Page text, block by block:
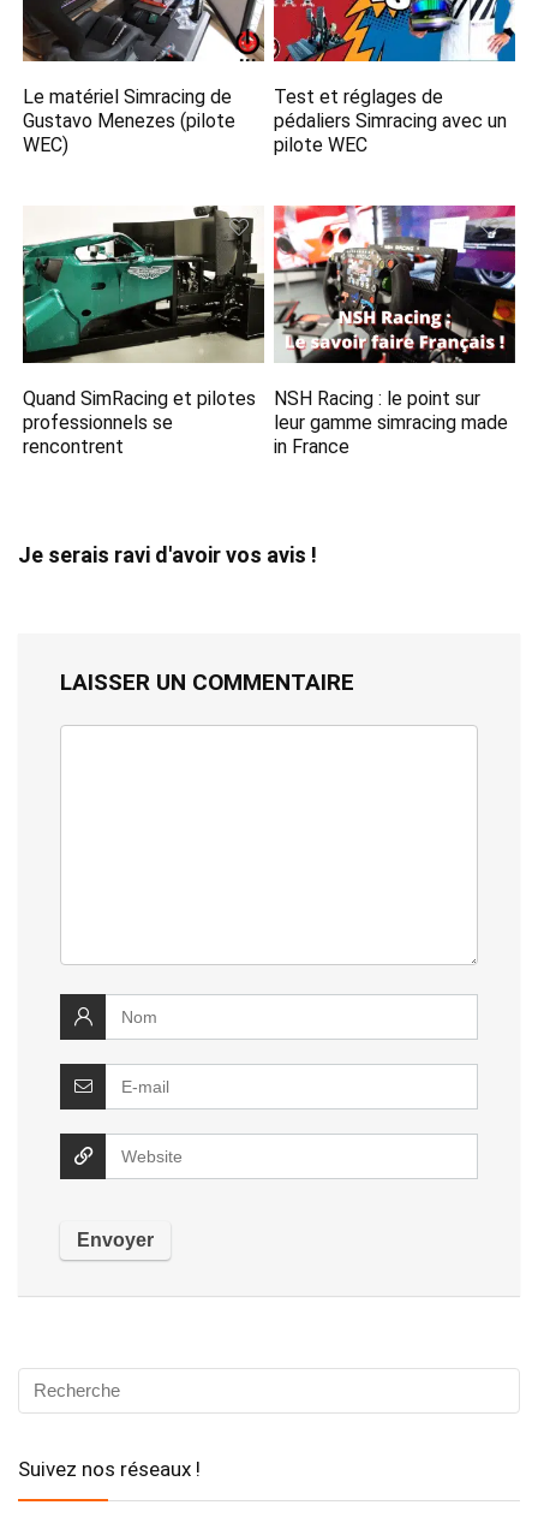
Le matériel Simracing de
Gustavo Menezes (pilote
WEC)
Test et réglages de
pédaliers Simracing avec un
pilote WEC
Quand SimRacing et pilotes
professionnels se
rencontrent
NSH Racing : le point sur
leur gamme simracing made
in France
Je serais ravi d'avoir vos avis !
LAISSER UN COMMENTAIRE
Suivez nos réseaux !